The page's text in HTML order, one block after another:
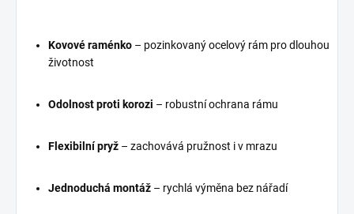
Kovové raménko – pozinkovaný ocelový rám pro dlouhou
životnost
Odolnost proti korozi – robustní ochrana rámu
Flexibilní pryž – zachovává pružnost i v mrazu
Jednoduchá montáž – rychlá výměna bez nářadí